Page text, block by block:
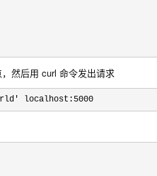
然后用 curl 命令发出请求
localhost:5000